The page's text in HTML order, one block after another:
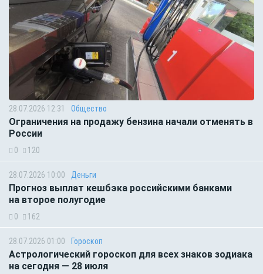
28.07.2026 12:31 Общество
Ограничения на продажу бензина начали отменять в
России
0 120
28.07.2026 10:00 Деньги
Прогноз выплат кешбэка российскими банками
на второе полугодие
0 162
28.07.2026 01:00 Гороскоп
Астрологический гороскоп для всех знаков зодиака
на сегодня — 28 июля